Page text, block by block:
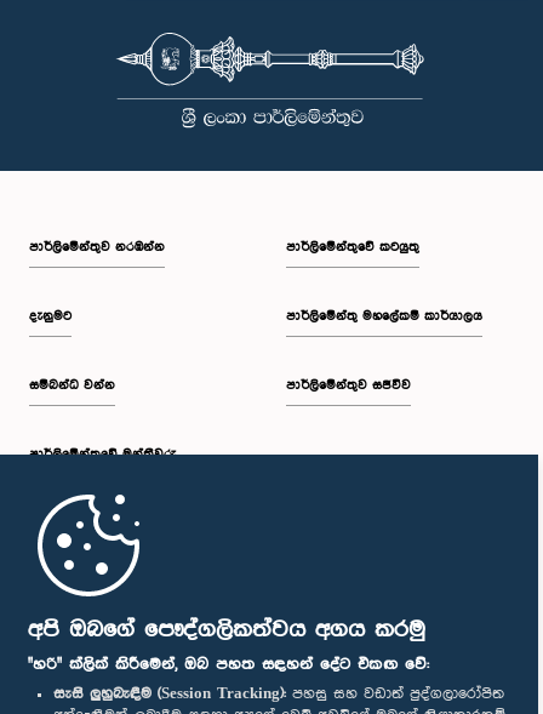
අපි ඔබගේ පෞද්ගලිකත්වය අගය කරමු
"හරි" ක්ලික් කිරීමෙන්, ඔබ පහත සඳහන් දේට එකඟ වේ:
සැසි ලුහුබැඳීම (Session Tracking): පහසු සහ වඩාත් පුද්ගලාරෝපිත
පාර්ලි‌මේන්තුව නරඹන්න
දැනුමට
සම්බන්ධ වන්න
පාර්ලි‌මේන්තුවේ මන්ත්‍රීවරු
මුල් පිටුව
පාර්ලිමේන්තුවේ කටයුතු
පාර්ලිමේන්තු මහලේකම් කාර්යාලය
පාර්ලිමේන්තුව සජීවීව
පාර්ලිමේන්තු ජංගම යෙදුම